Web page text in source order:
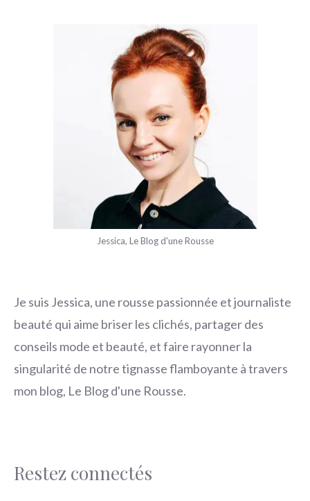
Jessica, Le Blog d'une Rousse
Je suis Jessica, une rousse passionnée et journaliste
beauté qui aime briser les clichés, partager des
conseils mode et beauté, et faire rayonner la
singularité de notre tignasse flamboyante à travers
mon blog, Le Blog d'une Rousse.
Restez connectés